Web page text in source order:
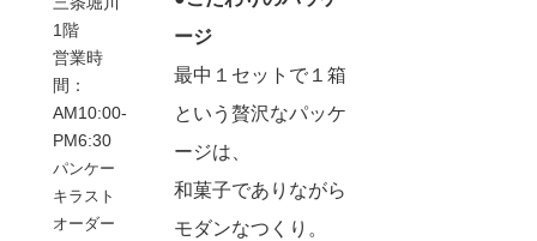
1階
営業時
間：
AM10:00-
PM6:30
パンケー
キラスト
オーダー
ージ
最中１セットで１箱
という贅沢なパッケ
ージは、
和菓子でありながら
モダンなつくり。